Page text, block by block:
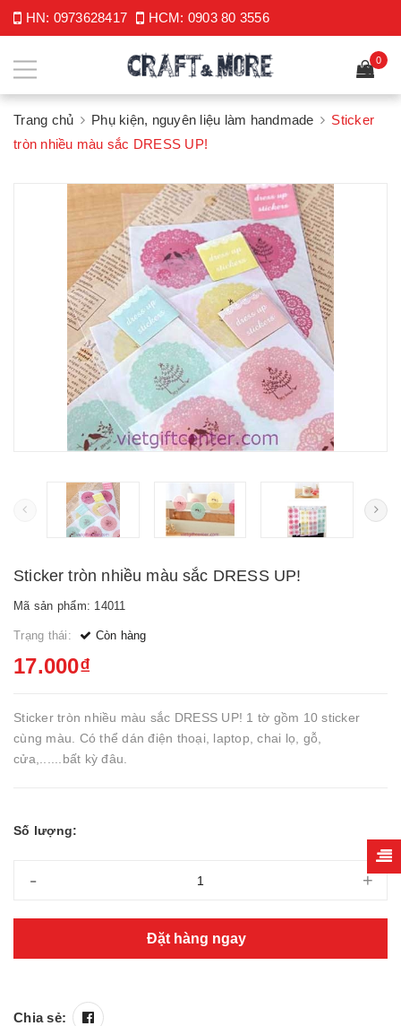
HN: 0973628417 HCM: 0903 80 3556
0
Trang chủ Phụ kiện, nguyên liệu làm handmade
Sticker
tròn nhiều màu sắc DRESS UP!
Sticker tròn nhiều màu sắc DRESS UP!
Mã sản phẩm: 14011
Trạng thái: Còn hàng
17.000₫
Sticker tròn nhiều màu sắc DRESS UP! 1 tờ gồm 10 sticker
cùng màu. Có thể dán điện thoại, laptop, chai lọ, gỗ,
cửa,......bất kỳ đâu.
Số lượng:
- +
Đặt hàng ngay
Chia sẻ: